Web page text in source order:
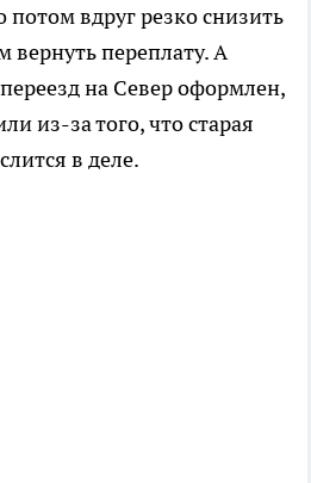
вдруг резко снизить
вернуть переплату. А
на Север оформлен,
из-за того, что старая
в деле.